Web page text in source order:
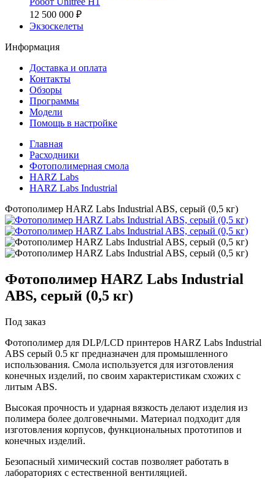
12 500 000 ₽
Экзоскелеты
Информация
Доставка и оплата
Контакты
Обзоры
Программы
Модели
Помощь в настройке
Главная
Расходники
Фотополимерная смола
HARZ Labs
HARZ Labs Industrial
Фотополимер HARZ Labs Industrial ABS, серый (0,5 кг)
Фотополимер HARZ Labs Industrial
ABS, серый (0,5 кг)
Под заказ
Фотополимер для DLP/LCD принтеров HARZ Labs Industrial
ABS серый 0.5 кг предназначен для промышленного
использования. Смола используется для изготовления
конечных изделий, по своим характеристикам схожих с
литым ABS.
Высокая прочность и ударная вязкость делают изделия из
полимера более долговечными. Материал подходит для
изготовления корпусов, функциональных прототипов и
конечных изделий.
Безопасный химический состав позволяет работать в
лабораториях с естественной вентиляцией.